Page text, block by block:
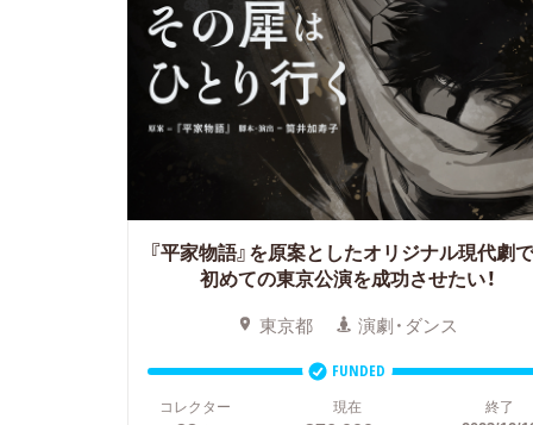
『平家物語』を原案としたオリジナル現代劇で
初めての東京公演を成功させたい！
東京都 演劇・ダンス
FUNDED
コレクター
現在 終了